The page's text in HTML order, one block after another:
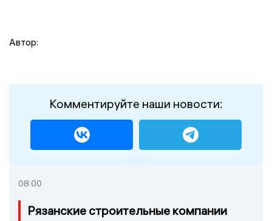
Автор:
Комментируйте наши новости:
08:00
Рязанские строительные компании